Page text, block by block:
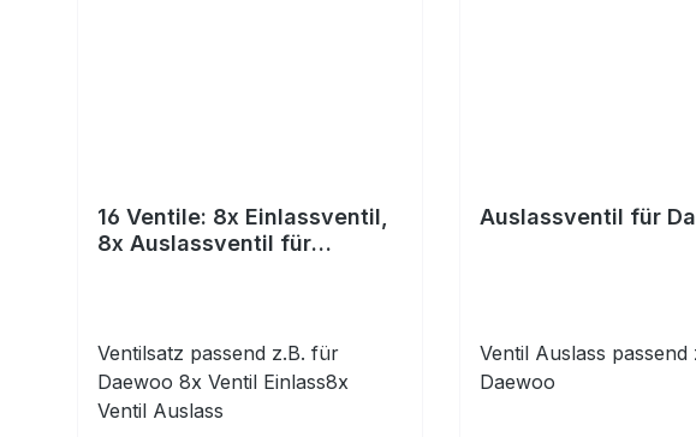
16 Ventile: 8x Einlassventil,
8x Auslassventil für
Ventilsatz passend z.B. für
Daewoo 8x Ventil Einlass8x
Ventil Auslass
Auslassventil für
Ventil Auslass passend
Daewoo